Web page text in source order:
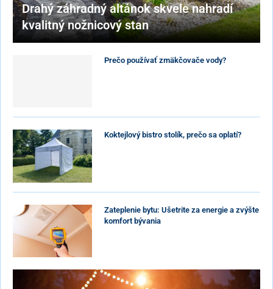
Drahý záhradný altánok skvele nahradí
kvalitný nožnicový stan
Prečo používať zmäkčovače vody?
Koktejlový bistro stolík, prečo sa oplatí?
Zateplenie bytu: Ušetrite za energie a zvýšte
komfort bývania